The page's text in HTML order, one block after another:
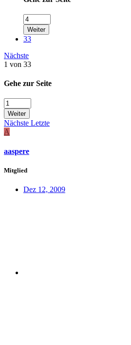
Weiter
33
Nächste
1 von 33
Gehe zur Seite
Weiter
Nächste Letzte
A
aaspere
Mitglied
Dez 12, 2009